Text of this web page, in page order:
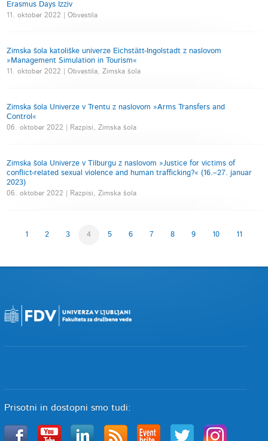
Erasmus Days Izziv
11. oktober 2022 | Obvestila
Zimska šola katoliške univerze Eichstätt-Ingolstadt z naslovom
»Management Simulation in Tourism«
11. oktober 2022 | Obvestila, Zimska šola
Zimska šola Univerze v Trentu z naslovom »Arms Transfers and
Control«
06. oktober 2022 | Razpisi, Zimska šola
Zimska šola Univerze v Tilburgu z naslovom »Justice for victims of
conflict-related sexual violence and human trafficking?« (16.–27. januar
2023)
06. oktober 2022 | Razpisi, Zimska šola
1 2 3 4 5 6 7 8 9 10 11
Prisotni in dostopni smo tudi: